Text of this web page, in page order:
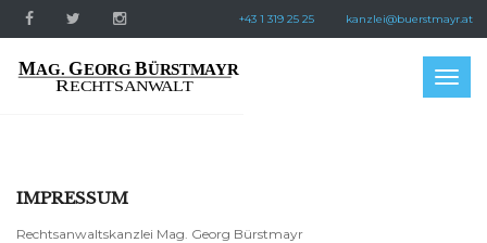
+43 1 319 25 25 kanzlei@buerstmayr.at
IMPRESSUM
Rechtsanwaltskanzlei Mag. Georg Bürstmayr